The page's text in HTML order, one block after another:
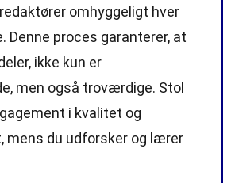
redaktører omhyggeligt hver
Denne proces garanterer, at
ikke kun er
men også troværdige. Stol
i kvalitet og
mens du udforsker og lærer